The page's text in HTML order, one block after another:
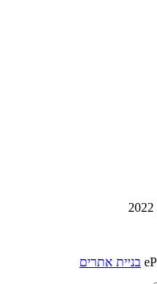
בניית אתרים